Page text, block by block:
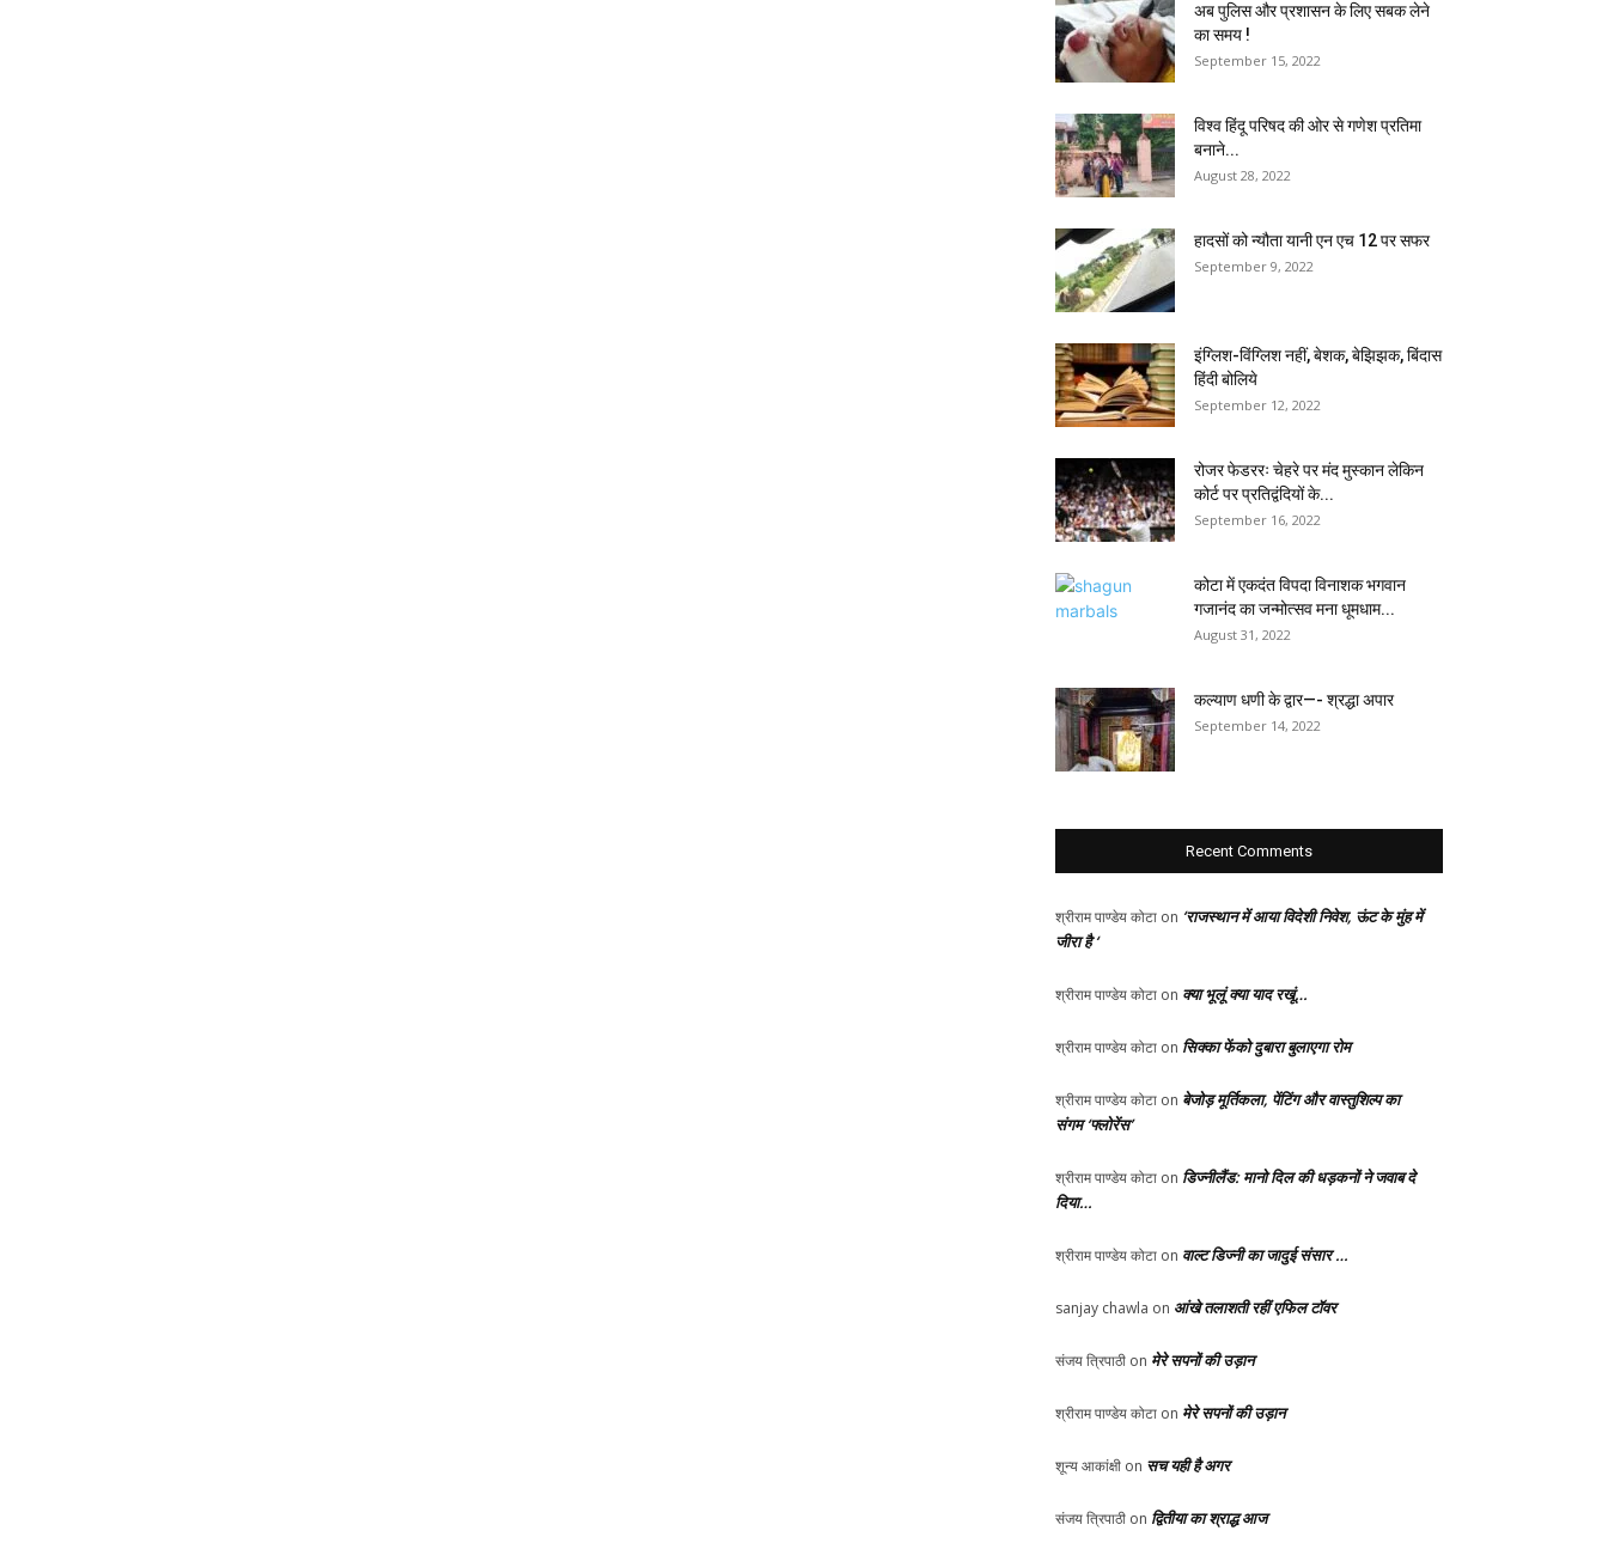
अब पुलिस और प्रशासन के लिए सबक लेने
का समय !
September 15, 2022
विश्व हिंदू परिषद की ओर से गणेश प्रतिमा
बनाने...
August 28, 2022
हादसों को न्यौता यानी एन एच 12 पर सफर
September 9, 2022
इंग्लिश-विंग्लिश नहीं, बेशक, बेझिझक, बिंदास
हिंदी बोलिये
September 12, 2022
रोजर फेडररः चेहरे पर मंद मुस्कान लेकिन
कोर्ट पर प्रतिद्वंदियों के...
September 16, 2022
कोटा में एकदंत विपदा विनाशक भगवान
गजानंद का जन्मोत्सव मना धूमधाम...
August 31, 2022
कल्याण धणी के द्वार—- श्रद्धा अपार
September 14, 2022
Recent Comments
श्रीराम पाण्डेय कोटा on ‘राजस्थान में आया विदेशी निवेश, ऊंट के मुंह में
जीरा है ‘
श्रीराम पाण्डेय कोटा on क्या भूलूं क्या याद रखूं…
श्रीराम पाण्डेय कोटा on सिक्का फेंको दुबारा बुलाएगा रोम
श्रीराम पाण्डेय कोटा on बेजोड़ मूर्तिकला, पेंटिंग और वास्तुशिल्प का
संगम ‘फ्लोरेंस’
श्रीराम पाण्डेय कोटा on डिज्नीलैंड: मानो दिल की धड़कनों ने जवाब दे
दिया…
श्रीराम पाण्डेय कोटा on वाल्ट डिज्नी का जादुई संसार …
sanjay chawla on आंखे तलाशती रहीं एफिल टॉवर
संजय त्रिपाठी on मेरे सपनों की उड़ान
श्रीराम पाण्डेय कोटा on मेरे सपनों की उड़ान
शून्य आकांक्षी on सच यही है अगर
संजय त्रिपाठी on द्वितीया का श्राद्ध आज